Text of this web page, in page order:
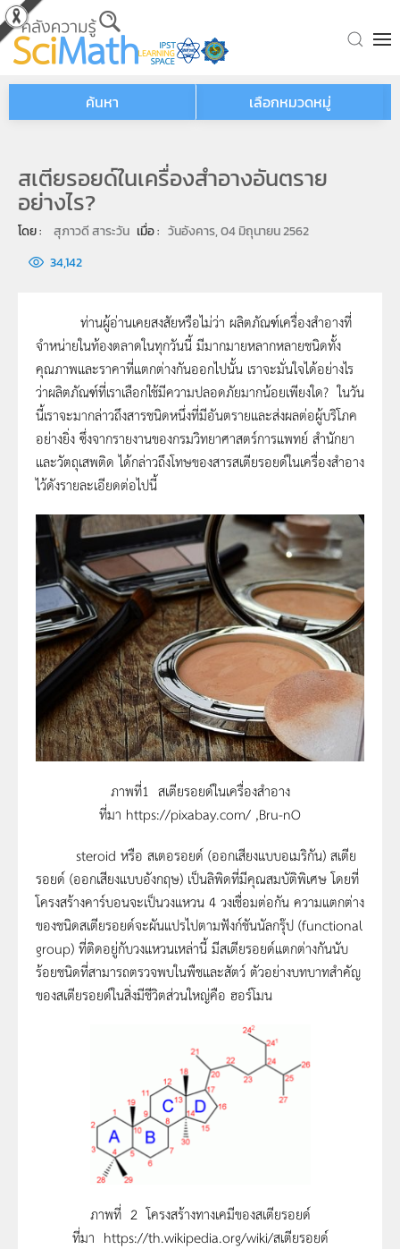
Skip to main content
ค้นหา เลือกหมวดหมู่
สเตียรอยด์ในเครื่องสำอางอันตราย
อย่างไร?
โดย : สุภาวดี สาระวัน เมื่อ : วันอังคาร, 04 มิถุนายน 2562
34,142
ท่านผู้อ่านเคยสงสัยหรือไม่ว่า ผลิตภัณฑ์เครื่องสำอางที่
จำหน่ายในท้องตลาดในทุกวันนี้ มีมากมายหลากหลายชนิดทั้ง
คุณภาพและราคาที่แตกต่างกันออกไปนั้น เราจะมั่นใจได้อย่างไร
ว่าผลิตภัณฑ์ที่เราเลือกใช้มีความปลอดภัยมากน้อยเพียงใด? ในวัน
นี้เราจะมากล่าวถึงสารชนิดหนึ่งที่มีอันตรายและส่งผลต่อผู้บริโภค
อย่างยิ่ง ซึ่งจากรายงานของกรมวิทยาศาสตร์การแพทย์ สำนักยา
และวัตถุเสพติด ได้กล่าวถึงโทษของสารสเตียรอยด์ในเครื่องสำอาง
ไว้ดังรายละเอียดต่อไปนี้
ภาพที่1 สเตียรอยด์ในเครื่องสำอาง
ที่มา https://pixabay.com/ ,Bru-nO
steroid หรือ สเตอรอยด์ (ออกเสียงแบบอเมริกัน) สเตีย
รอยด์ (ออกเสียงแบบอังกฤษ) เป็นลิพิดที่มีคุณสมบัติพิเศษ โดยที่
โครงสร้างคาร์บอนจะเป็นวงแหวน 4 วงเชื่อมต่อกัน ความแตกต่าง
ของชนิดสเตียรอยด์จะผันแปรไปตามฟังก์ชันนัลกรุ๊ป (functional
group) ที่ติดอยู่กับวงแหวนเหล่านี้ มีสเตียรอยด์แตกต่างกันนับ
ร้อยชนิดที่สามารถตรวจพบในพืชและสัตว์ ตัวอย่างบทบาทสำคัญ
ของสเตียรอยด์ในสิ่งมีชีวิตส่วนใหญ่คือ ฮอร์โมน
ภาพที่ 2 โครงสร้างทางเคมีของสเตียรอยด์
ที่มา https://th.wikipedia.org/wiki/สเตียรอยด์